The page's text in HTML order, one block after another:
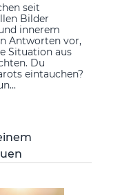
seit
Bilder
innerem
Antworten vor,
Situation aus
Du
eintauchen?